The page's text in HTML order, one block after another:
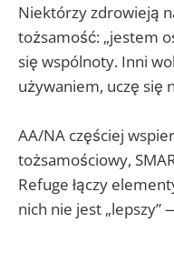
Niektórzy zdrowieją
tożsamość: „jestem
się wspólnoty. Inni
używaniem, uczę się
AA/NA częściej
tożsamościowy,
Refuge łączy
nich nie jest „lepszy”